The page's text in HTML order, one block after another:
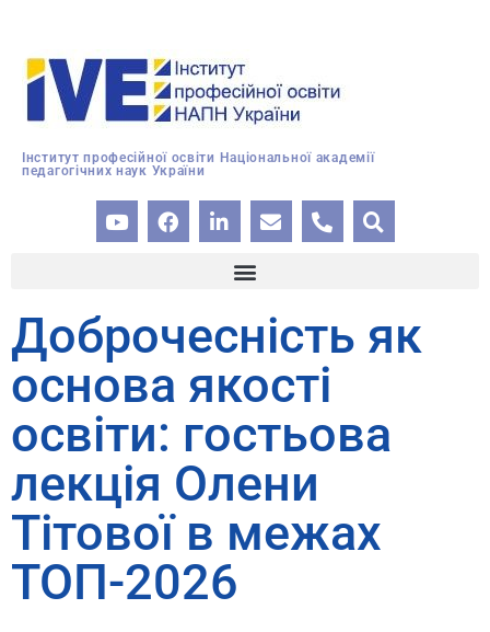
Інститут професійної освіти Національної академії
педагогічних наук України
Доброчесність як
основа якості
освіти: гостьова
лекція Олени
Тітової в межах
ТОП-2026